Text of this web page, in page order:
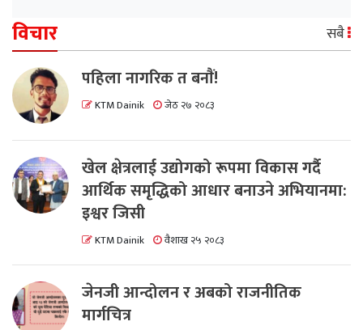
विचार सबै
पहिला नागरिक त बनाैं!
KTM Dainik जेठ २७ २०८३
खेल क्षेत्रलाई उद्योगको रूपमा विकास गर्दै
आर्थिक समृद्धिको आधार बनाउने अभियानमा:
इश्वर जिसी
KTM Dainik वैशाख २५ २०८३
जेनजी आन्दोलन र अबको राजनीतिक
मार्गचित्र